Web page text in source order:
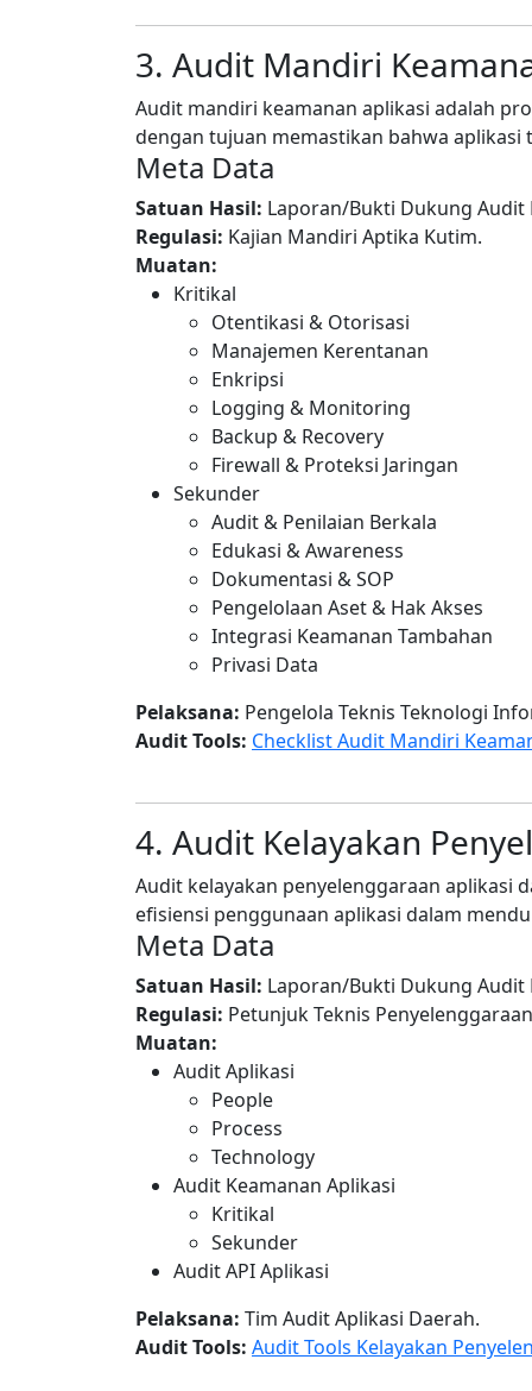
3. Audit Mandiri
Audit mandiri keamanan aplikasi adalah
dengan tujuan memastikan bahwa
Meta Data
Satuan Hasil: Laporan/Bukti Dukung Audit
Regulasi: Kajian Mandiri Aptika Kutim.
Muatan:
Kritikal
Otentikasi & Otorisasi
Manajemen Kerentanan
Enkripsi
Logging & Monitoring
Backup & Recovery
Firewall & Proteksi Jaringan
Sekunder
Audit & Penilaian Berkala
Edukasi & Awareness
Dokumentasi & SOP
Pengelolaan Aset & Hak Akses
Integrasi Keamanan Tambahan
Privasi Data
Pelaksana: Pengelola Teknis Teknologi
Audit Tools: Checklist Audit Mandiri
4. Audit Kelayakan
Audit kelayakan penyelenggaraan aplikasi
efisiensi penggunaan aplikasi dalam
Meta Data
Satuan Hasil: Laporan/Bukti Dukung Audit
Regulasi: Petunjuk Teknis
Muatan:
Audit Aplikasi
People
Process
Technology
Audit Keamanan Aplikasi
Kritikal
Sekunder
Audit API Aplikasi
Pelaksana: Tim Audit Aplikasi Daerah.
Audit Tools: Audit Tools Kelayakan